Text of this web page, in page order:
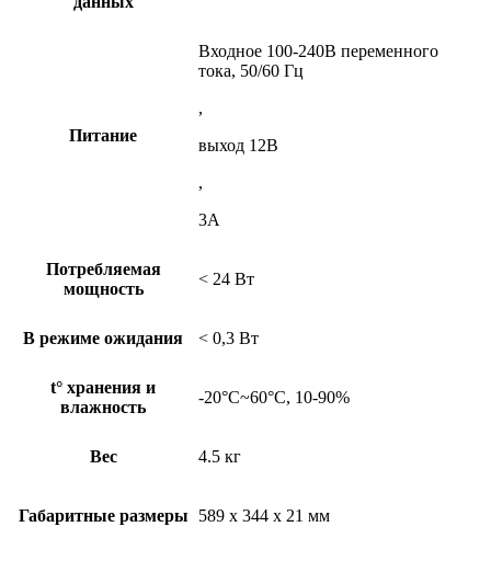
Питание
Входное 100-240В переменного
тока, 50/60 Гц
,
выход 12В
,
3А
Потребляемая
мощность
< 24 Вт
В режиме ожидания < 0,3 Вт
t° хранения и
влажность
-20°C~60°C, 10-90%
Вес 4.5 кг
Габаритные размеры 589 x 344 x 21 мм